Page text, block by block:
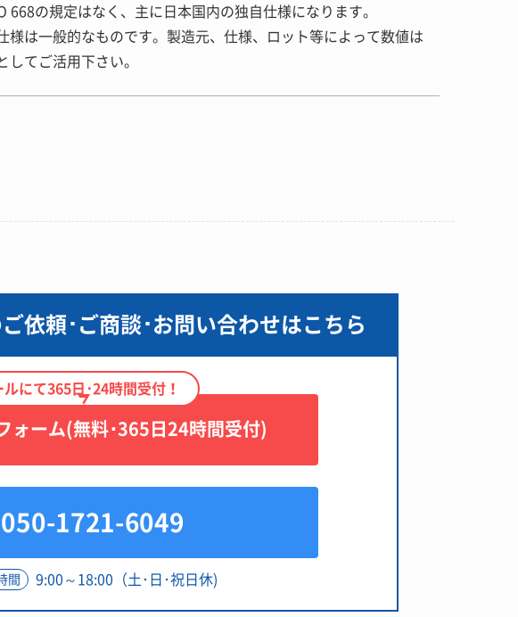
668の規定はなく、主に日本国内の独自仕様になります。
様は一般的なものです。製造元、仕様、ロット等によって数値は
してご活用下さい。
依頼･ご商談･お問い合わせはこちら
ルにて365日･24時間受付！
ォーム(無料･365日24時間受付)
050-1721-6049
間 9:00～18:00（土･日･祝日休)